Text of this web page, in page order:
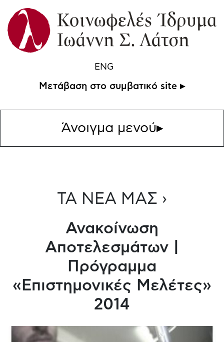
ENG
Μετάβαση στο συμβατικό site ▸
Άνοιγμα μενού▸
ΤΑ ΝΕΑ ΜΑΣ ›
Ανακοίνωση
Αποτελεσμάτων |
Πρόγραμμα
«Επιστημονικές Μελέτες»
2014